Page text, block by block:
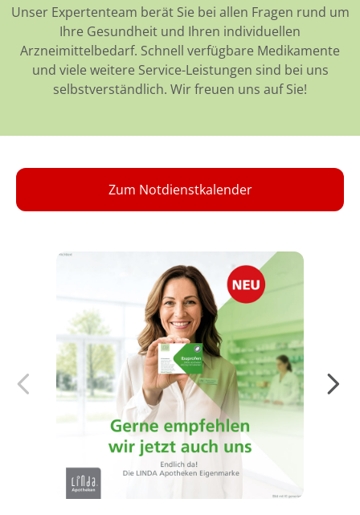
Unser Expertenteam berät Sie bei allen Fragen rund um
Ihre Gesundheit und Ihren individuellen
Arzneimittelbedarf. Schnell verfügbare Medikamente
und viele weitere Service-Leistungen sind bei uns
selbstverständlich. Wir freuen uns auf Sie!
Zum Notdienstkalender
Endlich da! Die LINDA Eigenmarke:
Arzneimittel von der Apothekenmarke, der
Sie vertrauen.
Mehr erfahren